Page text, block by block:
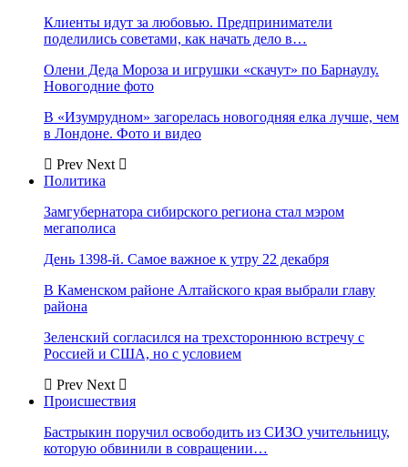
Клиенты идут за любовью. Предприниматели
поделились советами, как начать дело в…
Олени Деда Мороза и игрушки «скачут» по Барнаулу.
Новогодние фото
В «Изумрудном» загорелась новогодняя елка лучше, чем
в Лондоне. Фото и видео
Prev Next
Политика
Замгубернатора сибирского региона стал мэром
мегаполиса
День 1398-й. Самое важное к утру 22 декабря
В Каменском районе Алтайского края выбрали главу
района
Зеленский согласился на трехстороннюю встречу с
Россией и США, но с условием
Prev Next
Происшествия
Бастрыкин поручил освободить из СИЗО учительницу,
которую обвинили в совращении…